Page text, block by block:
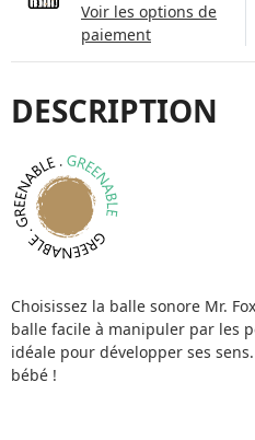
Voir les options de
paiement
DESCRIPTION
Choisissez la balle sonore Mr.
balle facile à manipuler par les
idéale pour développer ses
bébé !